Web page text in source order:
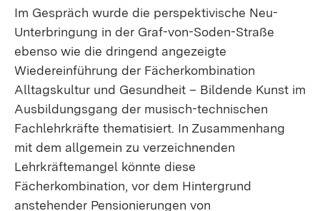
Im Gespräch wurde die perspektivische Neu-
Unterbringung in der Graf-von-Soden-Straße
ebenso wie die dringend angezeigte
Wiedereinführung der Fächerkombination
Alltagskultur und Gesundheit – Bildende Kunst im
Ausbildungsgang der musisch-technischen
Fachlehrkräfte thematisiert. In Zusammenhang
mit dem allgemein zu verzeichnenden
Lehrkräftemangel könnte diese
Fächerkombination, vor dem Hintergrund
anstehender Pensionierungen von